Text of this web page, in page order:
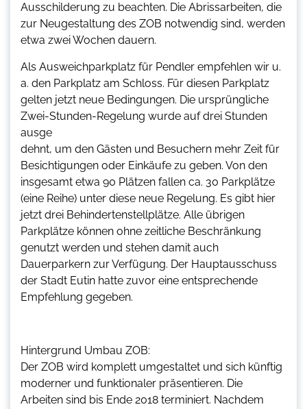
Ausschilderung zu beachten. Die Abrissarbeiten, die
zur Neugestaltung des ZOB notwendig sind, werden
etwa zwei Wochen dauern.
Als Ausweichparkplatz für Pendler empfehlen wir u.
a. den Parkplatz am Schloss. Für diesen Parkplatz
gelten jetzt neue Bedingungen. Die ursprüngliche
Zwei-Stunden-Regelung wurde auf drei Stunden
ausge
dehnt, um den Gästen und Besuchern mehr Zeit für
Besichtigungen oder Einkäufe zu geben. Von den
insgesamt etwa 90 Plätzen fallen ca. 30 Parkplätze
(eine Reihe) unter diese neue Regelung. Es gibt hier
jetzt drei Behindertenstellplätze. Alle übrigen
Parkplätze können ohne zeitliche Beschränkung
genutzt werden und stehen damit auch
Dauerparkern zur Verfügung. Der Hauptausschuss
der Stadt Eutin hatte zuvor eine entsprechende
Empfehlung gegeben.
Hintergrund Umbau ZOB:
Der ZOB wird komplett umgestaltet und sich künftig
moderner und funktionaler präsentieren. Die
Arbeiten sind bis Ende 2018 terminiert. Nachdem